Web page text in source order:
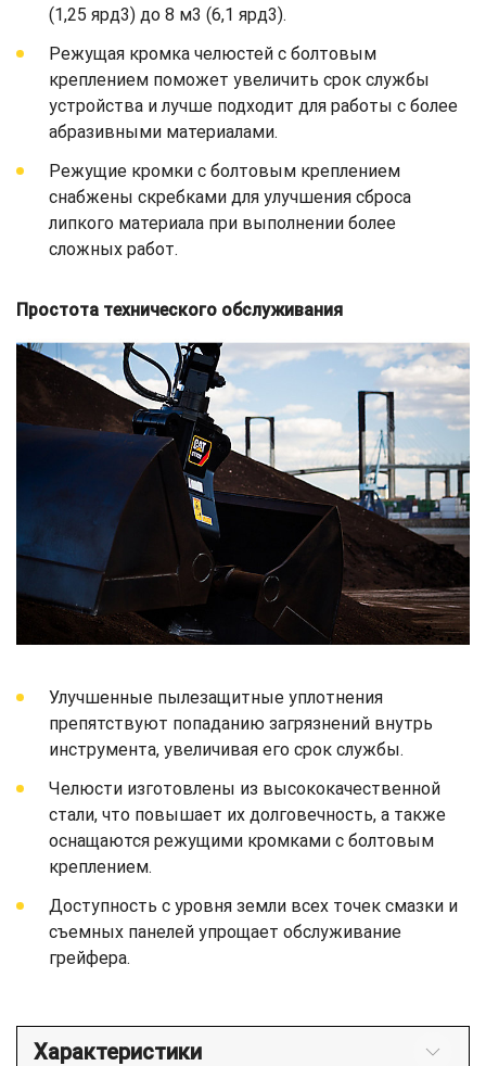
(1,25 ярд3) до 8 м3 (6,1 ярд3).
Режущая кромка челюстей с болтовым
креплением поможет увеличить срок службы
устройства и лучше подходит для работы с более
абразивными материалами.
Режущие кромки с болтовым креплением
снабжены скребками для улучшения сброса
липкого материала при выполнении более
сложных работ.
Простота технического обслуживания
Улучшенные пылезащитные уплотнения
препятствуют попаданию загрязнений внутрь
инструмента, увеличивая его срок службы.
Челюсти изготовлены из высококачественной
стали, что повышает их долговечность, а также
оснащаются режущими кромками с болтовым
креплением.
Доступность с уровня земли всех точек смазки и
съемных панелей упрощает обслуживание
грейфера.
Характеристики